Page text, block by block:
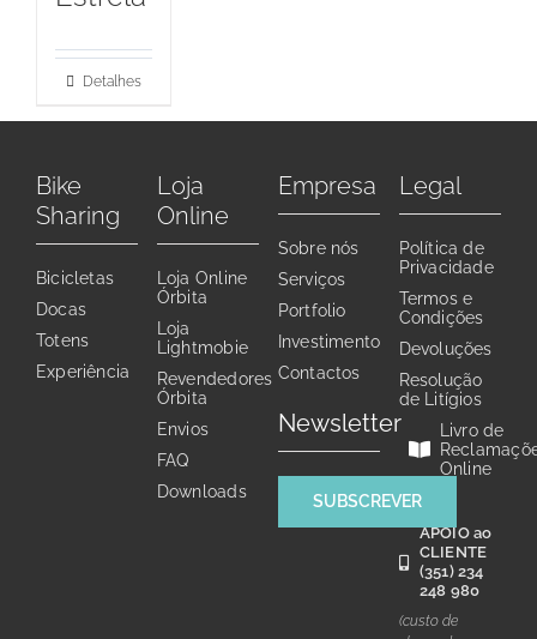
Detalhes
Bike
Sharing
Bicicletas
Docas
Totens
Experiência
Loja
Online
Loja Online
Órbita
Loja
Lightmobie
Revendedores
Órbita
Envios
FAQ
Downloads
Empresa
Sobre nós
Serviços
Portfolio
Investimento
Contactos
Newsletter
SUBSCREVER
Legal
Política de
Privacidade
Termos e
Condições
Devoluções
Resolução
de Litígios
Livro de
Online
APOIO ao
CLIENTE
(351) 234
248 980
(custo de